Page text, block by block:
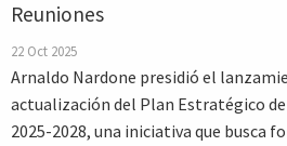
Reuniones
22 Oct 2025
Arnaldo Nardone presidió el
actualización del Plan Estratégico
2025-2028, una iniciativa que busca